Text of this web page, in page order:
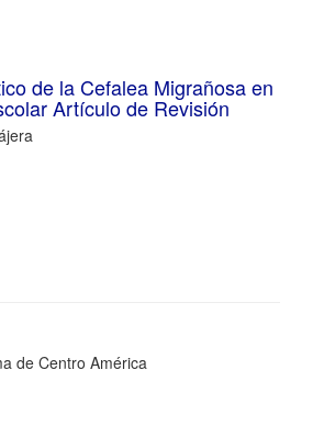
de la Cefalea Migrañosa en
Artículo de Revisión
de Centro América